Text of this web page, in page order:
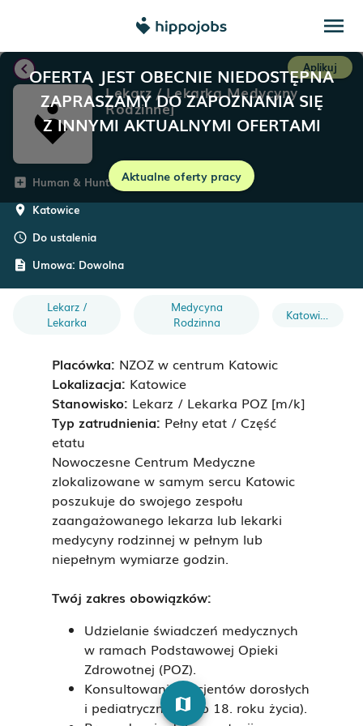
menu
OFERTA JEST OBECNIE NIEDOSTĘPNA
ZAPRASZAMY DO ZAPOZNANIA SIĘ
Z INNYMI AKTUALNYMI OFERTAMI
Aktualne oferty pracy
chevron_left Aplikuj
Lekarz / Lekarka Medycyny
Rodzinnej
add_box Human & Hunter Professional
room Katowice
schedule Do ustalenia
description Umowa: Dowolna
Lekarz /
Lekarka
Medycyna
Rodzinna
Placówka: NZOZ w centrum Katowic
Lokalizacja: Katowice
Stanowisko: Lekarz / Lekarka POZ [m/k]
Typ zatrudnienia: Pełny etat / Część
etatu
Nowoczesne Centrum Medyczne
zlokalizowane w samym sercu Katowic
poszukuje do swojego zespołu
zaangażowanego lekarza lub lekarki
medycyny rodzinnej w pełnym lub
niepełnym wymiarze godzin.
Twój zakres obowiązków:
Udzielanie świadczeń medycznych
w ramach Podstawowej Opieki
Zdrowotnej (POZ).
Konsultowanie pacjentów dorosłych
i pediatrycznych (do 18. roku życia).
map